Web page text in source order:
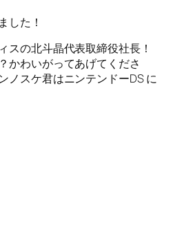
した！
スの北斗晶代表取締役社長！
かわいがってあげてくださ
ノスケ君はニンテンドーDS に